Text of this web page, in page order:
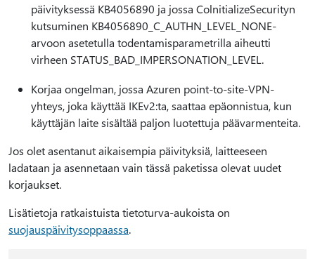
päivityksessä KB4056890 ja jossa ColnitializeSecurityn
kutsuminen KB4056890_C_AUTHN_LEVEL_NONE-
arvoon asetetulla todentamisparametrilla aiheutti
virheen STATUS_BAD_IMPERSONATION_LEVEL.
Korjaa ongelman, jossa Azuren point-to-site-VPN-
yhteys, joka käyttää IKEv2:ta, saattaa epäonnistua, kun
käyttäjän laite sisältää paljon luotettuja päävarmenteita.
Jos olet asentanut aikaisempia päivityksiä, laitteeseen
ladataan ja asennetaan vain tässä paketissa olevat uudet
korjaukset.
Lisätietoja ratkaistuista tietoturva-aukoista on
suojauspäivitysoppaassa.